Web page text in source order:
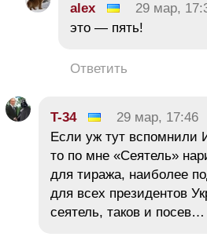
alex 29 мар,
это — пять!
Ответить
T-34 29 мар, 17:46
Если уж тут вспомнили
то по мне «Сеятель»
для тиража, наиболее
для всех президентов
сеятель, таков и посев…